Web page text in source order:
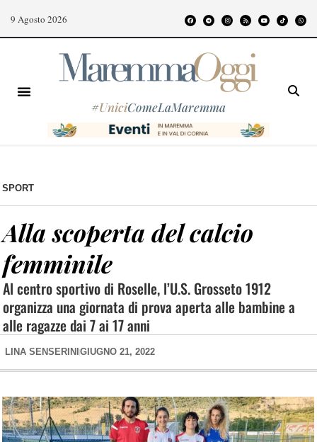
9 Agosto 2026
#UniciComeLaMaremma
SPORT
Alla scoperta del calcio
femminile
Al centro sportivo di Roselle, l’U.S. Grosseto 1912
organizza una giornata di prova aperta alle bambine a
alle ragazze dai 7 ai 17 anni
LINA SENSERINI GIUGNO 21, 2022